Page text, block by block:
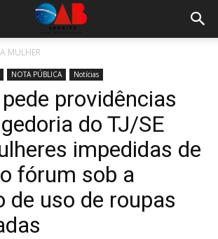
MULHER
NOTA PÚBLICA Notícias
providências
do TJ/SE
impedidas de
fórum sob a
de uso de roupas